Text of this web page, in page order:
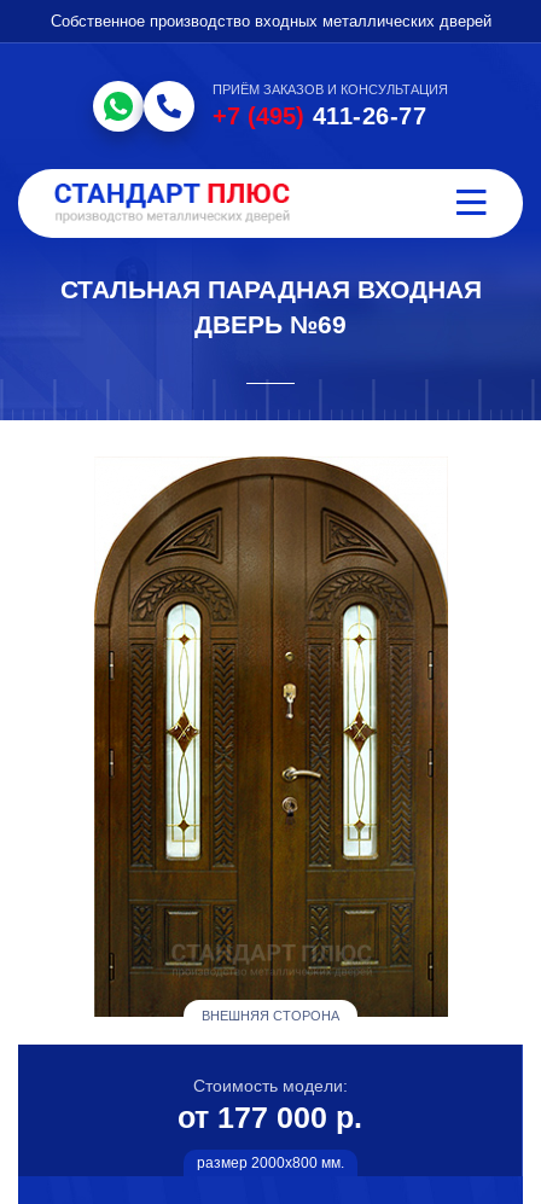
Собственное производство входных металлических дверей
ПРИЁМ ЗАКАЗОВ И КОНСУЛЬТАЦИЯ
+7 (495) 411-26-77
СТАЛЬНАЯ ПАРАДНАЯ ВХОДНАЯ
ДВЕРЬ №69
ВНЕШНЯЯ СТОРОНА
Стоимость модели:
от 177 000 р.
размер 2000х800 мм.